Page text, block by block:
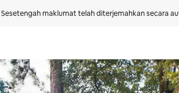
Sesetengah maklumat telah diterjemahkan secara